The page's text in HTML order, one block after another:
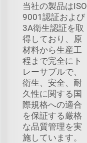
当社の製品はISO
9001認証および
3A衛生認証を取
得しており、原
材料から生産工
程まで完全にト
レーサブルで、
衛生、安全、耐
久性に関する国
際規格への適合
を保証する厳格
な品質管理を実
施しています。